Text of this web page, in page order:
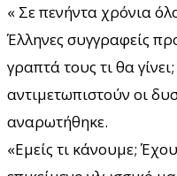
« Σε πενήντα χρόνια
Έλληνες συγγραφείς
γραπτά τους τι θα
αντιμετωπιστούν οι
αναρωτήθηκε.
«Εμείς τι κάνουμε;